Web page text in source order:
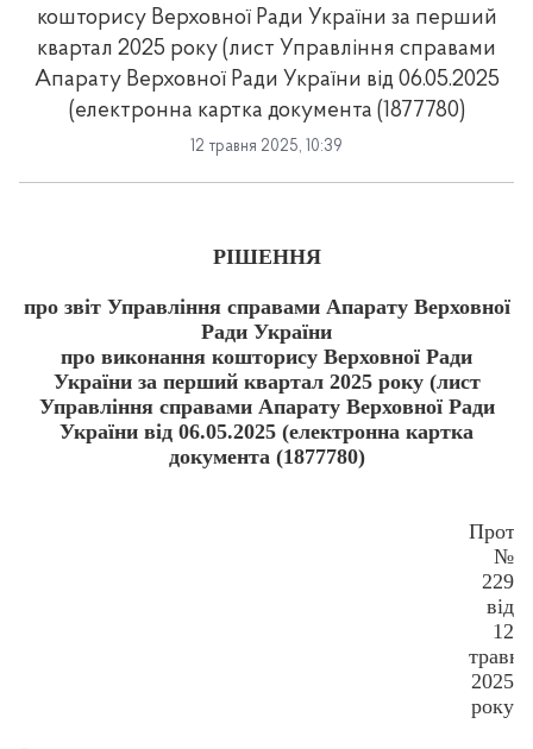
кошторису Верховної Ради України за перший
квартал 2025 року (лист Управління справами
Апарату Верховної Ради України від 06.05.2025
(електронна картка документа (1877780)
12 травня 2025, 10:39
РІШЕННЯ
про звіт Управління справами Апарату Верховної
Ради України
про виконання кошторису Верховної Ради
України за перший квартал 2025 року (лист
Управління справами Апарату Верховної Ради
України від 06.05.2025 (електронна картка
документа (1877780)
№
229
від
12
травня
2025
року